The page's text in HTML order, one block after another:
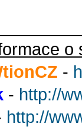
-
- http://
http://